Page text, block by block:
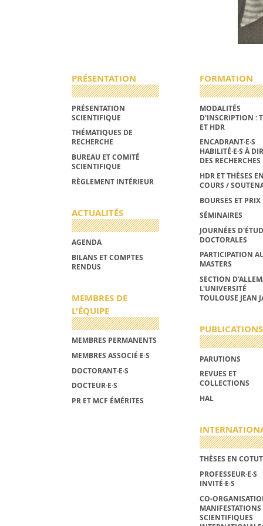
PRÉSENTATION
PRÉSENTATION
SCIENTIFIQUE
THÉMATIQUES DE
RECHERCHE
BUREAU ET COMITÉ
SCIENTIFIQUE
RÈGLEMENT INTÉRIEUR
ACTUALITÉS
AGENDA
BILANS ET COMPTES
RENDUS
MEMBRES DE
L'ÉQUIPE
MEMBRES PERMANENTS
MEMBRES ASSOCIÉ·E·S
DOCTORANT·E·S
DOCTEUR·E·S
PR ET MCF ÉMÉRITES
FORMATION
MODALITÉS
D'INSCRIPTION :
ET HDR
ENCADRANT·E·S
HABILITÉ·E·S À
DES RECHERCHES
HDR ET THÈSES
COURS /
BOURSES ET PRIX
SÉMINAIRES
JOURNÉES
DOCTORALES
PARTICIPATION
MASTERS
SECTION
L'UNIVERSITÉ
TOULOUSE JEAN
PUBLICATIONS
PARUTIONS
REVUES ET
COLLECTIONS
HAL
THÈSES EN
PROFESSEUR·E·S
INVITÉ·E·S
CO-
MANIFESTATIONS
SCIENTIFIQUES